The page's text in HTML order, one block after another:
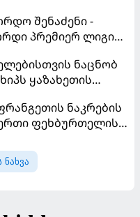
შენაძენი -
პრემიერ ლიგის
ნაცნობ
ყაზახეთის
ნაკრების
ფეხბურთელის
ნახვა